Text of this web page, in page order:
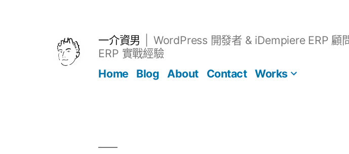
一介資男
WordPress 開發者 & iDempiere ERP
ERP 實戰經驗
Home
Blog About Contact Works